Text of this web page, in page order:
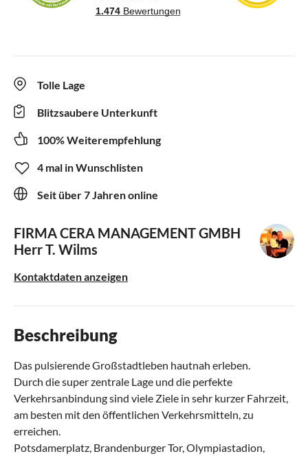
Tolle Lage
Blitzsaubere Unterkunft
100% Weiterempfehlung
4 mal in Wunschlisten
Seit über 7 Jahren online
FIRMA CERA MANAGEMENT GMBH
Herr T. Wilms
Kontaktdaten anzeigen
Beschreibung
Das pulsierende Großstadtleben hautnah erleben.
Durch die super zentrale Lage und die perfekte
Verkehrsanbindung sind viele Ziele in sehr kurzer Fahrzeit,
am besten mit den öffentlichen Verkehrsmitteln, zu
erreichen.
Potsdamerplatz, Brandenburger Tor, Olympiastadion,